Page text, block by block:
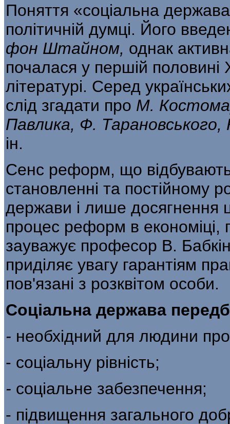
Поняття «соціальна
політичній думці. Його
фон Штайном, однак
почалася у першій половині
літературі. Серед
слід згадати про М.
Павлика, Ф. Тарановського,
ін.
Сенс реформ, що
становленні та постійному
держави і лише досягнення
процес реформ в економіці,
зауважує професор В.
приділяє увагу гарантіям
пов'язані з розквітом особи.
Соціальна держава
- необхідний для людини
- соціальну рівність;
- соціальне забезпечення;
- підвищення загального